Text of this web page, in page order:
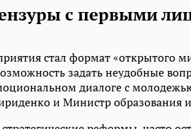
с первыми
стал формат «открытого
задать неудобные
диалоге с
и Министр образования